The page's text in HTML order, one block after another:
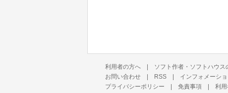
利用者の方へ | ソフト作者・ソフトハウス
お問い合わせ | RSS | インフォメーシ
プライバシーポリシー | 免責事項 | 利